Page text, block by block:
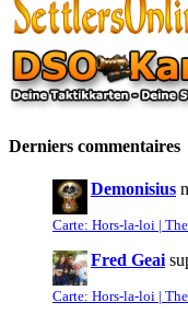
Derniers commentaires
Demonisius
Carte: Hors-la-loi |
Fred Geai
Carte: Hors-la-loi |